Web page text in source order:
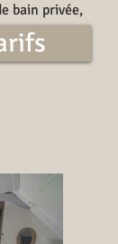
bain privée,